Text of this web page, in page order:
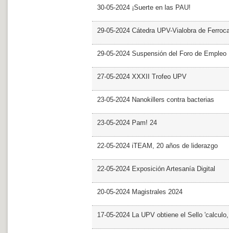
30-05-2024 ¡Suerte en las PAU!
29-05-2024 Cátedra UPV-Vialobra de
29-05-2024 Suspensión del Foro de Empleo
27-05-2024 XXXII Trofeo UPV
23-05-2024 Nanokillers contra bacterias
23-05-2024 Pam! 24
22-05-2024 iTEAM, 20 años de liderazgo
22-05-2024 Exposición Artesanía Digital
20-05-2024 Magistrales 2024
17-05-2024 La UPV obtiene el Sello